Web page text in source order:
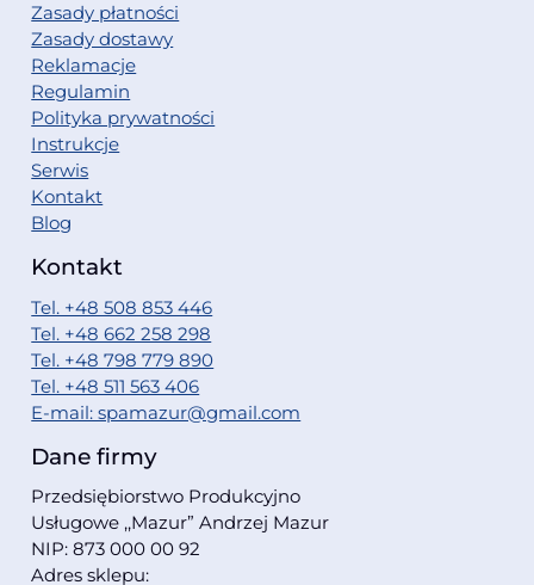
Zasady płatności
Zasady dostawy
Reklamacje
Regulamin
Polityka prywatności
Instrukcje
Serwis
Kontakt
Blog
Kontakt
Tel. +48 508 853 446
Tel. +48 662 258 298
Tel. +48 798 779 890
Tel. +48 511 563 406
E-mail: spamazur@gmail.com
Dane firmy
Przedsiębiorstwo Produkcyjno
Usługowe ,,Mazur” Andrzej Mazur
NIP: 873 000 00 92
Adres sklepu: